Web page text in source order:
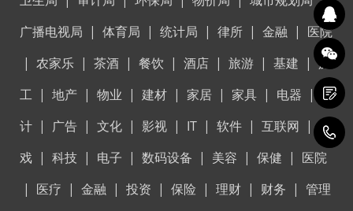
广播电视局 | 体育局 | 统计局 | 律所 | 金融 | 医院
| 农家乐 | 茶酒 | 餐饮 | 酒店 | 旅游 | 基建 |施
工 | 地产 | 物业 | 建材 | 家居 | 家具 | 电器 | 设
计 | 广告 | 文化 | 影视 | IT | 软件 | 互联网 |游
戏 | 科技 | 电子 | 数码设备 | 美容 | 保健 | 医院
| 医疗 | 金融 | 投资 | 保险 | 理财 | 财务 | 管理